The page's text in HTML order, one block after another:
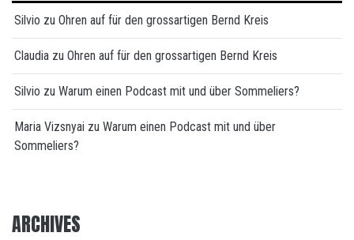
Silvio zu Ohren auf für den grossartigen Bernd Kreis
Claudia zu Ohren auf für den grossartigen Bernd Kreis
Silvio zu Warum einen Podcast mit und über Sommeliers?
Maria Vizsnyai zu Warum einen Podcast mit und über
Sommeliers?
ARCHIVES